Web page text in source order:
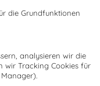
die Grundfunktionen
analysieren wir die
wir Tracking Cookies für